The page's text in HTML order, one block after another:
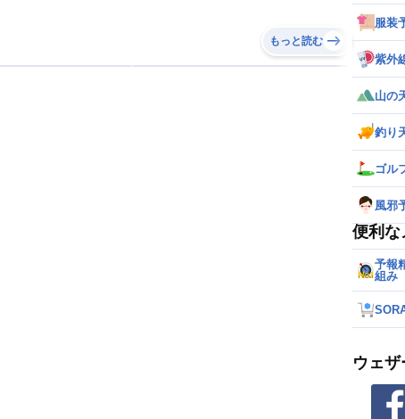
もっと読む
服装
紫外
山の
釣り
ゴル
風邪
便利な
予報
組み
ウェ